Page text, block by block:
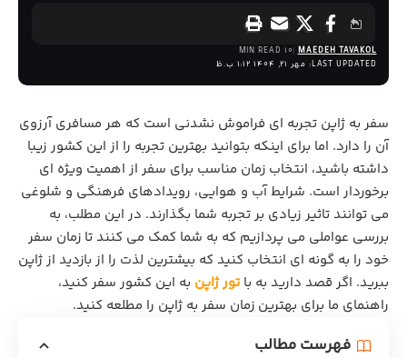
LAST UPDATED: مهر 21, 1404 1:12 ب.ظ
MAEDEH TAVAKOL
10 MIN READ
سفر به ژاپن تجربه‌ ای فراموش‌ نشدنی است که هر مسافری آرزوی
آن را دارد. اما برای اینکه بتوانید بهترین تجربه را از این کشور زیبا
داشته باشید، انتخاب زمان مناسب برای سفر از اهمیت ویژه‌ ای
برخوردار است. شرایط آب و هوایی، رویدادهای فرهنگی و شلوغی
می‌ توانند تاثیر زیادی بر تجربه شما بگذارند. در این مطلب، به
بررسی عواملی می‌ پردازیم که به شما کمک می‌ کنند تا زمان سفر
خود را به گونه‌ ای انتخاب کنید که بیشترین لذت را از بازدید از ژاپن
ببرید. اگر قصد دارید به باتور ژاپن به این کشور سفر کنید،
راهنمای ما برای بهترین زمان سفر به ژاپن را مطلعه کنید.
فهرست مطالب